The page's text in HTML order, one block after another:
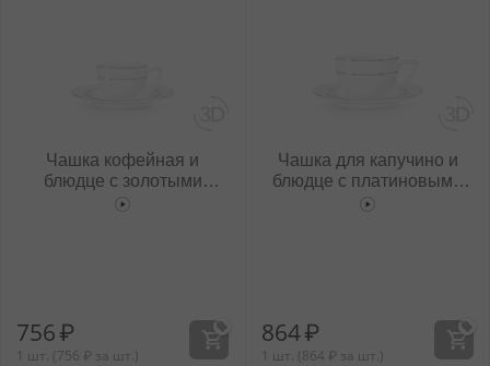
Чашка кофейная и
блюдце с золотыми
линиями 90 мл
756₽
1 шт. (756 ₽ за шт.)
Чашка для капучино и
блюдце с платиновыми
линиями 170 мл
864₽
1 шт. (864 ₽ за шт.)